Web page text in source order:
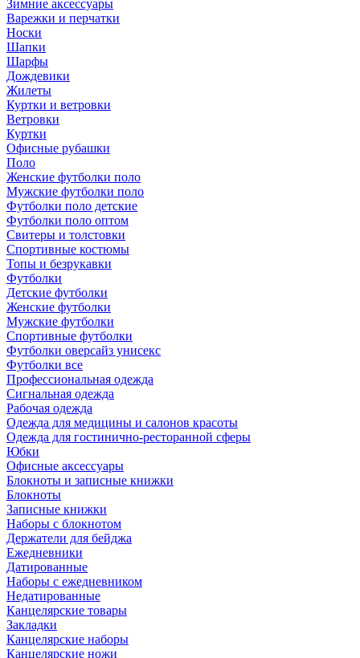
Зимние аксессуары
Варежки и перчатки
Носки
Шапки
Шарфы
Дождевики
Жилеты
Куртки и ветровки
Ветровки
Куртки
Офисные рубашки
Поло
Женские футболки поло
Мужские футболки поло
Футболки поло детские
Футболки поло оптом
Свитеры и толстовки
Спортивные костюмы
Топы и безрукавки
Футболки
Детские футболки
Женские футболки
Мужские футболки
Спортивные футболки
Футболки оверсайз унисекс
Футболки все
Профессиональная одежда
Сигнальная одежда
Рабочая одежда
Одежда для медицины и салонов красоты
Одежда для гостинично-ресторанной сферы
Юбки
Офисные аксессуары
Блокноты и записные книжки
Блокноты
Записные книжки
Наборы с блокнотом
Держатели для бейджа
Ежедневники
Датированные
Наборы с ежедневником
Недатированные
Канцелярские товары
Закладки
Канцелярские наборы
Канцелярские ножи